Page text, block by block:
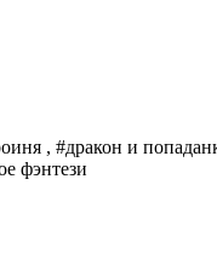
, #дракон и
фэнтези